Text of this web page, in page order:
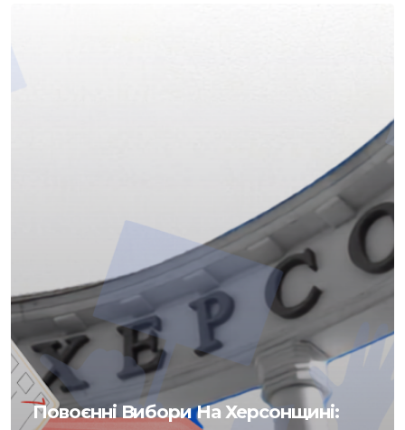
Повоєнні Вибори На Херсонщині: